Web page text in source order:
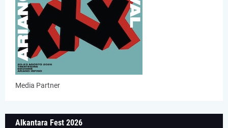
Media Partner
Alkantara Fest 2026